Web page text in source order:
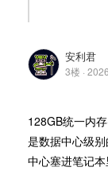
安利君
3楼 ·
128GB统一内
是数据中心级
中心塞进笔记本